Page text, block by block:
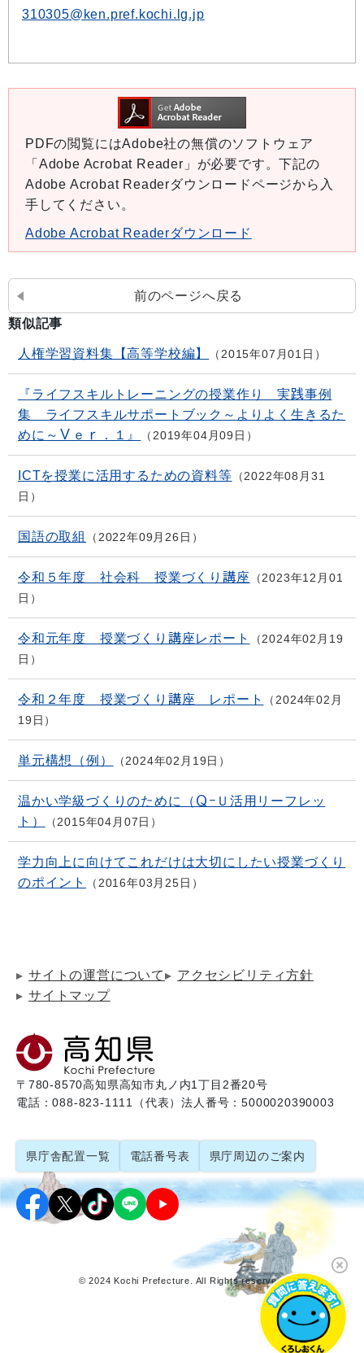
310305@ken.pref.kochi.lg.jp
PDFの閲覧にはAdobe社の無償のソフトウェア
「Adobe Acrobat Reader」が必要です。下記の
Adobe Acrobat Readerダウンロードページから入
手してください。
Adobe Acrobat Readerダウンロード
前のページへ戻る
類似記事
人権学習資料集【高等学校編】 2015年07月01日
『ライフスキルトレーニングの授業作り 実践事例
集 ライフスキルサポートブック～よりよく生きるた
めに～Ｖｅｒ．１』
2019年04月09日
ICTを授業に活用するための資料等
2022年08月31
日
国語の取組 2022年09月26日
令和５年度 社会科 授業づくり講座
2023年12月01
日
令和元年度 授業づくり講座レポート
2024年02月19
日
令和２年度 授業づくり講座 レポート
2024年02月
19日
単元構想（例） 2024年02月19日
温かい学級づくりのために（Ｑ−Ｕ活用リーフレッ
ト）
2015年04月07日
学力向上に向けてこれだけは大切にしたい授業づくり
のポイント
2016年03月25日
サイトの運営について
アクセシビリティ方針
サイトマップ
〒780-8570高知県高知市丸ノ内1丁目2番20号
電話：088-823-1111（代表）法人番号：5000020390003
県庁舎配置一覧 電話番号表 県庁周辺のご案内
© 2024 Kochi Prefecture. All Rights reserved.